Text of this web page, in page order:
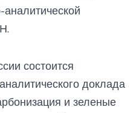
аналитической
состоится
доклада
и зеленые